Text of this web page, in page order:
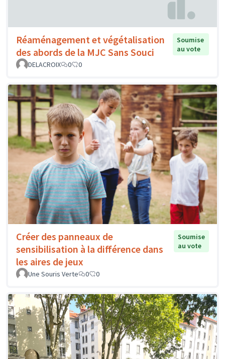
Réaménagement et végétalisation
des abords de la MJC Sans Souci
Soumise
au vote
DELACROIX
0 0
Créer des panneaux de
sensibilisation à la différence dans
les aires de jeux
Soumise
au vote
Une Souris Verte 0 0